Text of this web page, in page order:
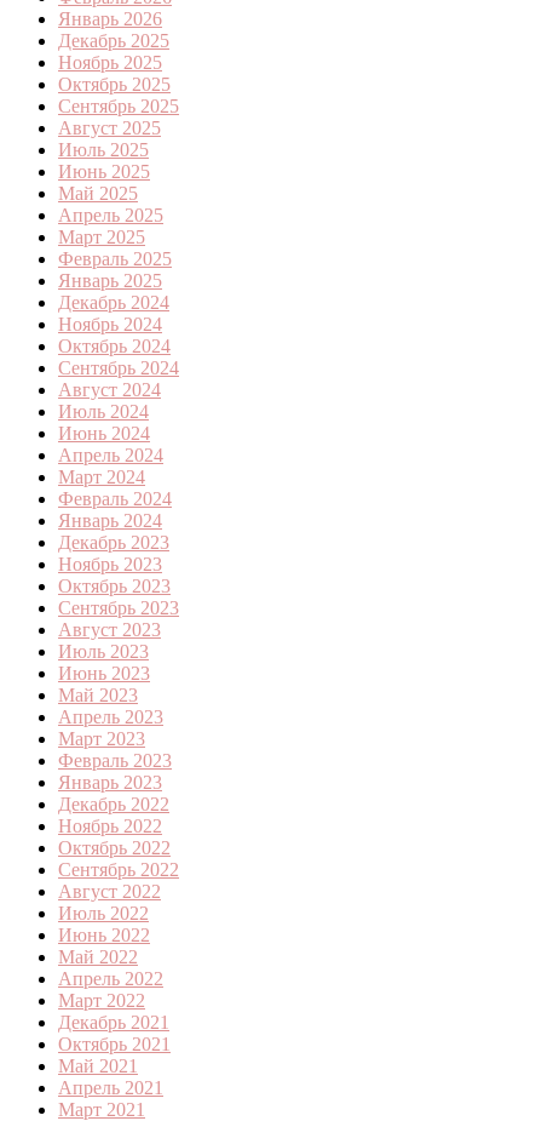
Январь 2026
Декабрь 2025
Ноябрь 2025
Октябрь 2025
Сентябрь 2025
Август 2025
Июль 2025
Июнь 2025
Май 2025
Апрель 2025
Март 2025
Февраль 2025
Январь 2025
Декабрь 2024
Ноябрь 2024
Октябрь 2024
Сентябрь 2024
Август 2024
Июль 2024
Июнь 2024
Апрель 2024
Март 2024
Февраль 2024
Январь 2024
Декабрь 2023
Ноябрь 2023
Октябрь 2023
Сентябрь 2023
Август 2023
Июль 2023
Июнь 2023
Май 2023
Апрель 2023
Март 2023
Февраль 2023
Январь 2023
Декабрь 2022
Ноябрь 2022
Октябрь 2022
Сентябрь 2022
Август 2022
Июль 2022
Июнь 2022
Май 2022
Апрель 2022
Март 2022
Декабрь 2021
Октябрь 2021
Май 2021
Апрель 2021
Март 2021